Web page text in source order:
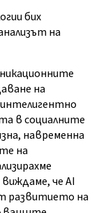
бих
на
на
интелигентно
в социалните
навременна
на
че AI
развитието на